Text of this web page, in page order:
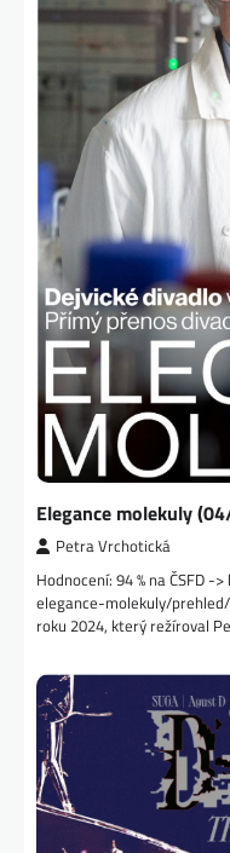
Elegance molekuly
Petra Vrchotická
Hodnocení: 94 % na ČSFD
elegance-molekuly/
roku 2024, který režíroval